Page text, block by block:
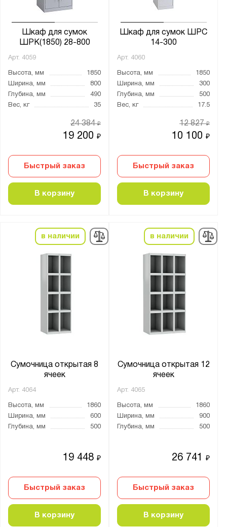
Шкаф для сумок
ШРК(1850) 28-800
Арт. 4059
Высота, мм
1850
Ширина, мм
800
Глубина, мм
490
Вес, кг
35
19 200₽
24 384₽
Быстрый заказ
В корзину
Шкаф для сумок ШРС
14-300
Арт. 4060
Высота, мм
1850
Ширина, мм
300
Глубина, мм
500
Вес, кг
17.5
10 100₽
12 827₽
Быстрый заказ
В корзину
в наличии
Сумочница открытая 8
ячеек
Арт. 4064
Высота, мм
1860
Ширина, мм
600
Глубина, мм
500
19 448₽
Быстрый заказ
В корзину
в наличии
Сумочница открытая 12
ячеек
Арт. 4065
Высота, мм
1860
Ширина, мм
900
Глубина, мм
500
26 741₽
Быстрый заказ
В корзину